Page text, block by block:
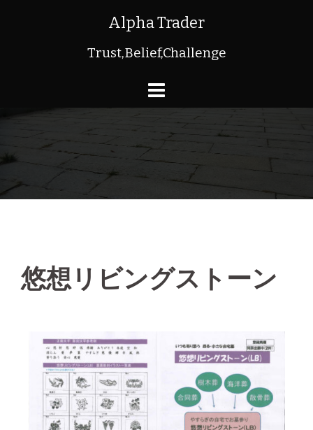
Alpha Trader
Trust,Belief,Challenge
悠想リビングストーン